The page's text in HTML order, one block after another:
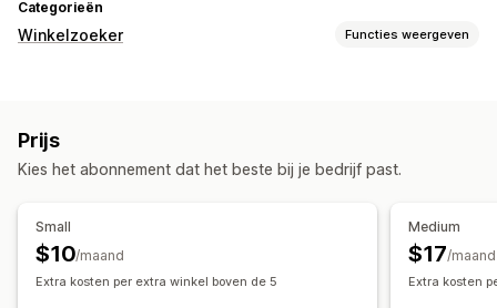
Categorieën
Winkelzoeker Functies weergeven
Routebeschrijving
Aangepaste pictogrammen Aangepaste CSS
Meerdere locaties
Mobiel responsief
Prijs
Kies het abonnement dat het beste bij je bedrijf past.
Small
$10/maand
Extra kosten per extra winkel boven de 5
Medium
$17/maand
Extra kosten